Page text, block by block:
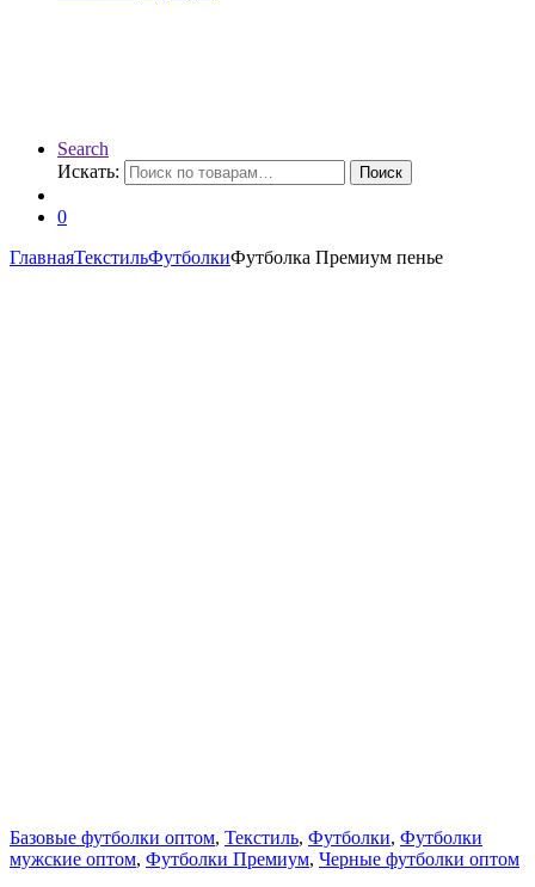
Search
Искать:
Поиск
0
ГлавнаяТекстильФутболкиФутболка Премиум пенье
Базовые футболки оптом, Текстиль, Футболки, Футболки
мужские оптом, Футболки Премиум, Черные футболки оптом